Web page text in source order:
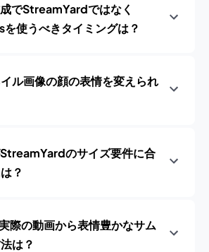
でStreamYardではなく
使うべきタイミングは？
ル画像の顔の表情を変えられ
のサイズ要件に合
？
際の動画から表情豊かなサム
は？